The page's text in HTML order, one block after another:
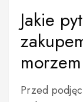
Jakie
morzem
Przed